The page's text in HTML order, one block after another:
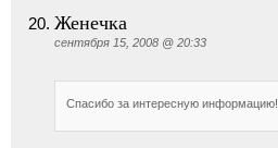
Женечка
сентября 15, 2008 @ 20:33
Спасибо за интересную информацию!